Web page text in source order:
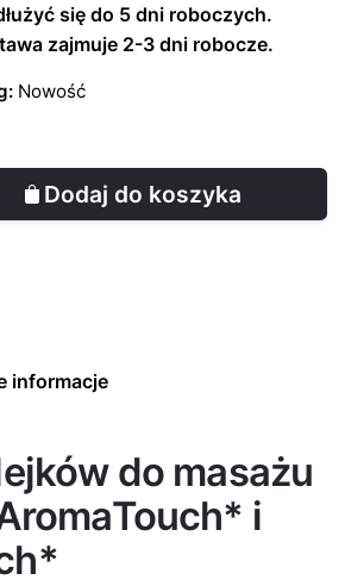
się do 5 dni roboczych.
zajmuje 2-3 dni robocze.
Nowość
Dodaj do koszyka
informacje
do masażu
i
115ml